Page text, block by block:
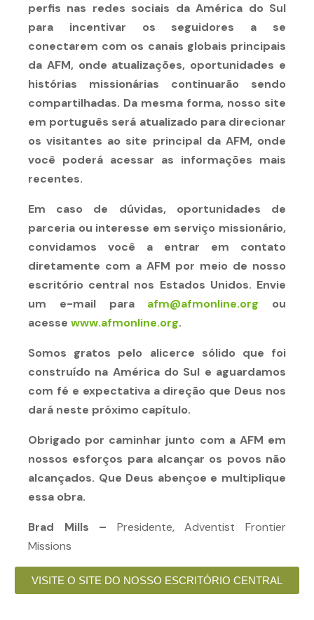
perfis nas redes sociais da América do Sul
para incentivar os seguidores a se
conectarem com os canais globais principais
da AFM, onde atualizações, oportunidades e
histórias missionárias continuarão sendo
compartilhadas. Da mesma forma, nosso site
em português será atualizado para direcionar
os visitantes ao site principal da AFM, onde
você poderá acessar as informações mais
recentes.
Em caso de dúvidas, oportunidades de
parceria ou interesse em serviço missionário,
convidamos você a entrar em contato
diretamente com a AFM por meio de nosso
escritório central nos Estados Unidos. Envie
um e-mail para afm@afmonline.org ou
acesse www.afmonline.org.
Somos gratos pelo alicerce sólido que foi
construído na América do Sul e aguardamos
com fé e expectativa a direção que Deus nos
dará neste próximo capítulo.
Obrigado por caminhar junto com a AFM em
nossos esforços para alcançar os povos não
alcançados. Que Deus abençoe e multiplique
essa obra.
Brad Mills – Presidente, Adventist Frontier
Missions
VISITE O SITE DO NOSSO ESCRITÓRIO CENTRAL